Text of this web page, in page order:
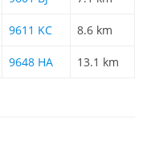
9611 KC 8.6 km
9648 HA 13.1 km